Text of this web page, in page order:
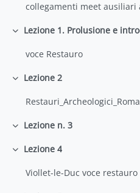
Minimizza
voce Restauro
Minimizza
Lezione 2
Restauri_Archeologici_Roma
Minimizza
Lezione n. 3
Minimizza
Lezione 4
Viollet-le-Duc voce restauro